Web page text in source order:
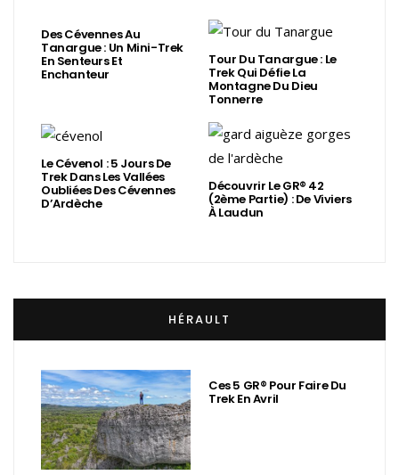
Des Cévennes Au
Tanargue : Un Mini-Trek
En Senteurs Et
Enchanteur
Tour Du Tanargue : Le
Trek Qui Défie La
Montagne Du Dieu
Tonnerre
Le Cévenol : 5 Jours De
Trek Dans Les Vallées
Oubliées Des Cévennes
D’Ardèche
Découvrir Le GR® 42
(2ème Partie) : De Viviers
À Laudun
HÉRAULT
Ces 5 GR® Pour Faire Du
Trek En Avril